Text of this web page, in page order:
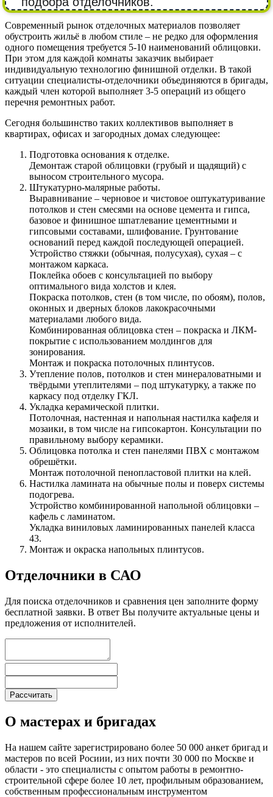
Современный рынок отделочных материалов позволяет
обустроить жильё в любом стиле – не редко для оформления
одного помещения требуется 5-10 наименований облицовки.
При этом для каждой комнаты заказчик выбирает
индивидуальную технологию финишной отделки. В такой
ситуации специалисты-отделочники объединяются в бригады,
каждый член которой выполняет 3-5 операций из общего
перечня ремонтных работ.
Сегодня большинство таких коллективов выполняет в
квартирах, офисах и загородных домах следующее:
Подготовка основания к отделке.
Демонтаж старой облицовки (грубый и щадящий) с
выносом строительного мусора.
Штукатурно-малярные работы.
Выравнивание – черновое и чистовое оштукатуривание
потолков и стен смесями на основе цемента и гипса,
базовое и финишное шпатлевание цементными и
гипсовыми составами, шлифование. Грунтование
оснований перед каждой последующей операцией.
Устройство стяжки (обычная, полусухая), сухая – с
монтажом каркаса.
Поклейка обоев с консультацией по выбору
оптимального вида холстов и клея.
Покраска потолков, стен (в том числе, по обоям), полов,
оконных и дверных блоков лакокрасочными
материалами любого вида.
Комбинированная облицовка стен – покраска и ЛКМ-
покрытие с использованием молдингов для
зонирования.
Монтаж и покраска потолочных плинтусов.
Утепление полов, потолков и стен минераловатными и
твёрдыми утеплителями – под штукатурку, а также по
каркасу под отделку ГКЛ.
Укладка керамической плитки.
Потолочная, настенная и напольная настилка кафеля и
мозаики, в том числе на гипсокартон. Консультации по
правильному выбору керамики.
Облицовка потолка и стен панелями ПВХ с монтажом
обрешётки.
Монтаж потолочной пенопластовой плитки на клей.
Настилка ламината на обычные полы и поверх системы
подогрева.
Устройство комбинированной напольной облицовки –
кафель с ламинатом.
Укладка виниловых ламинированных панелей класса
43.
Монтаж и окраска напольных плинтусов.
Отделочники в САО
Для поиска отделочников и сравнения цен заполните форму
бесплатной заявки. В ответ Вы получите актуальные цены и
предложения от исполнителей.
О мастерах и бригадах
На нашем сайте зарегистрировано более 50 000 анкет бригад и
мастеров по всей Росиии, из них почти 30 000 по Москве и
области - это специалисты с опытом работы в ремонтно-
строительной сфере более 10 лет, профильным образованием,
собственным профессиональным инструментом